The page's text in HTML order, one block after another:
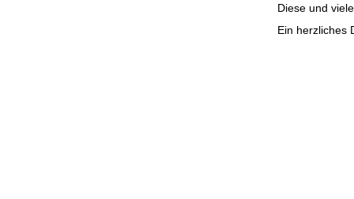
Diese und
Ein herzliches